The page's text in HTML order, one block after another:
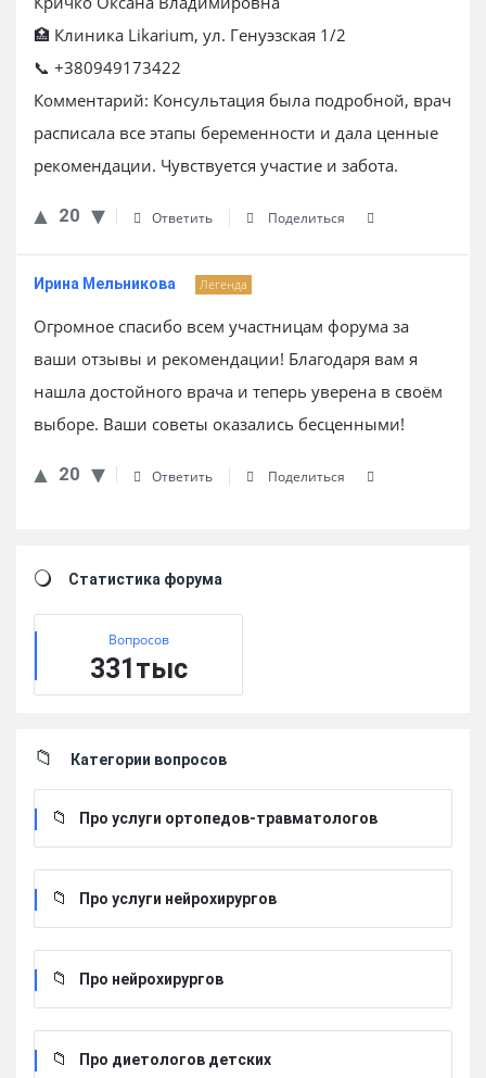
🏥 Клиника Likarium, ул. Генуэзская 1/2
📞 +380949173422
Комментарий: Консультация была подробной, врач
расписала все этапы беременности и дала ценные
рекомендации. Чувствуется участие и забота.
20 Ответить Поделиться
Ирина Мельникова Легенда
Огромное спасибо всем участницам форума за
ваши отзывы и рекомендации! Благодаря вам я
нашла достойного врача и теперь уверена в своём
выборе. Ваши советы оказались бесценными!
20 Ответить Поделиться
Статистика форума
Вопросов
331тыс
Категории вопросов
Про услуги ортопедов-травматологов
Про услуги нейрохирургов
Про нейрохирургов
Про диетологов детских